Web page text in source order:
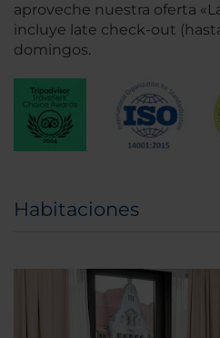
aproveche nuestra oferta
incluye late check-out
domingos.
Habitaciones